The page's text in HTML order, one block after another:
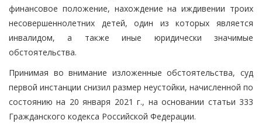
финансовое положение, нахождение на иждивении троих
несовершеннолетних детей, один из которых является
инвалидом, а также иные юридически значимые
обстоятельства.
Принимая во внимание изложенные обстоятельства, суд
первой инстанции снизил размер неустойки, начисленной по
состоянию на 20 января 2021 г., на основании статьи 333
Гражданского кодекса Российской Федерации.